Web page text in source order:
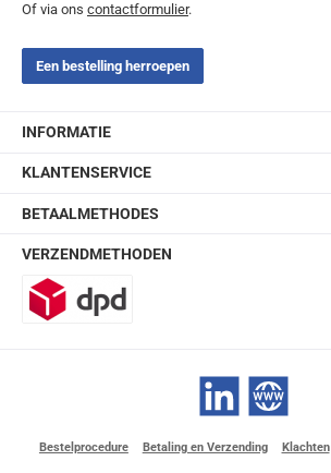
Of via ons contactformulier.
Een bestelling herroepen
INFORMATIE
KLANTENSERVICE
BETAALMETHODES
VERZENDMETHODEN
LinkedIn Website
Bestelprocedure Betaling en Verzending Klachten